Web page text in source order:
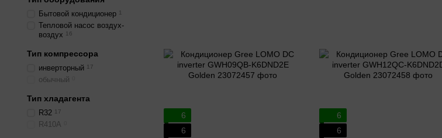
6
6
6
6
Бытовой кондиционер 1
Тепловой насос воздух-
воздух
16
Тип компрессора
инверторный 17
обычный
Тип хладагента
R32 17
R410A